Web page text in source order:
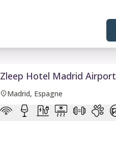
Zleep Hotel Madrid Airport
Madrid, Espagne